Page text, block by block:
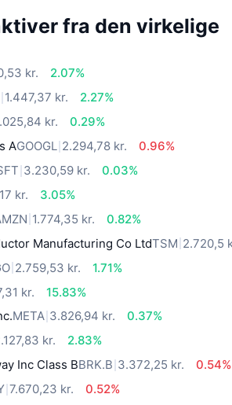
fra den virkelige
kr.
2.07%
1.447,37 kr.
2.27%
kr.
0.29%
AGOOGL 2.294,78 kr.
0.96%
3.230,59 kr.
0.03%
kr.
3.05%
1.774,35 kr.
0.82%
Manufacturing Co LtdTSM 2.720,5
2.759,53 kr.
1.71%
kr.
15.83%
META 3.826,94 kr.
0.37%
kr.
2.83%
Inc Class BBRK.B 3.372,25 kr.
0.54%
7.670,23 kr.
0.52%